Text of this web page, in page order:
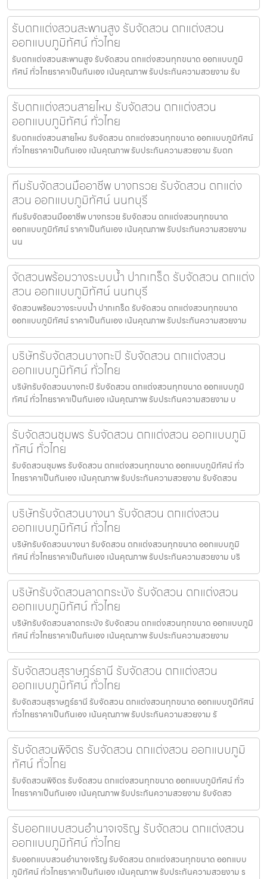
รับตกแต่งสวนสะพานสูง รับจัดสวน ตกแต่งสวน
ออกแบบภูมิทัศน์ ทั่วไทย
รับตกแต่งสวนสะพานสูง รับจัดสวน ตกแต่งสวนทุกขนาด ออกแบบภูมิ
ทัศน์ ทั่วไทยราคาเป็นกันเอง เน้นคุณภาพ รับประกันความสวยงาม รับ
รับตกแต่งสวนสายไหม รับจัดสวน ตกแต่งสวน
ออกแบบภูมิทัศน์ ทั่วไทย
รับตกแต่งสวนสายไหม รับจัดสวน ตกแต่งสวนทุกขนาด ออกแบบภูมิทัศน์
ทั่วไทยราคาเป็นกันเอง เน้นคุณภาพ รับประกันความสวยงาม รับตก
ทีมรับจัดสวนมืออาชีพ บางกรวย รับจัดสวน ตกแต่ง
สวน ออกแบบภูมิทัศน์ นนทบุรี
ทีมรับจัดสวนมืออาชีพ บางกรวย รับจัดสวน ตกแต่งสวนทุกขนาด
ออกแบบภูมิทัศน์ ราคาเป็นกันเอง เน้นคุณภาพ รับประกันความสวยงาม
นน
จัดสวนพร้อมวางระบบน้ำ ปากเกร็ด รับจัดสวน ตกแต่ง
สวน ออกแบบภูมิทัศน์ นนทบุรี
จัดสวนพร้อมวางระบบน้ำ ปากเกร็ด รับจัดสวน ตกแต่งสวนทุกขนาด
ออกแบบภูมิทัศน์ ราคาเป็นกันเอง เน้นคุณภาพ รับประกันความสวยงาม
บริษัทรับจัดสวนบางกะปิ รับจัดสวน ตกแต่งสวน
ออกแบบภูมิทัศน์ ทั่วไทย
บริษัทรับจัดสวนบางกะปิ รับจัดสวน ตกแต่งสวนทุกขนาด ออกแบบภูมิ
ทัศน์ ทั่วไทยราคาเป็นกันเอง เน้นคุณภาพ รับประกันความสวยงาม บ
รับจัดสวนชุมพร รับจัดสวน ตกแต่งสวน ออกแบบภูมิ
ทัศน์ ทั่วไทย
รับจัดสวนชุมพร รับจัดสวน ตกแต่งสวนทุกขนาด ออกแบบภูมิทัศน์ ทั่ว
ไทยราคาเป็นกันเอง เน้นคุณภาพ รับประกันความสวยงาม รับจัดสวน
บริษัทรับจัดสวนบางนา รับจัดสวน ตกแต่งสวน
ออกแบบภูมิทัศน์ ทั่วไทย
บริษัทรับจัดสวนบางนา รับจัดสวน ตกแต่งสวนทุกขนาด ออกแบบภูมิ
ทัศน์ ทั่วไทยราคาเป็นกันเอง เน้นคุณภาพ รับประกันความสวยงาม บริ
บริษัทรับจัดสวนลาดกระบัง รับจัดสวน ตกแต่งสวน
ออกแบบภูมิทัศน์ ทั่วไทย
บริษัทรับจัดสวนลาดกระบัง รับจัดสวน ตกแต่งสวนทุกขนาด ออกแบบภูมิ
ทัศน์ ทั่วไทยราคาเป็นกันเอง เน้นคุณภาพ รับประกันความสวยงาม
รับจัดสวนสุราษฎร์ธานี รับจัดสวน ตกแต่งสวน
ออกแบบภูมิทัศน์ ทั่วไทย
รับจัดสวนสุราษฎร์ธานี รับจัดสวน ตกแต่งสวนทุกขนาด ออกแบบภูมิทัศน์
ทั่วไทยราคาเป็นกันเอง เน้นคุณภาพ รับประกันความสวยงาม รั
รับจัดสวนพิจิตร รับจัดสวน ตกแต่งสวน ออกแบบภูมิ
ทัศน์ ทั่วไทย
รับจัดสวนพิจิตร รับจัดสวน ตกแต่งสวนทุกขนาด ออกแบบภูมิทัศน์ ทั่ว
ไทยราคาเป็นกันเอง เน้นคุณภาพ รับประกันความสวยงาม รับจัดสว
รับออกแบบสวนอำนาจเจริญ รับจัดสวน ตกแต่งสวน
ออกแบบภูมิทัศน์ ทั่วไทย
รับออกแบบสวนอำนาจเจริญ รับจัดสวน ตกแต่งสวนทุกขนาด ออกแบบ
ภูมิทัศน์ ทั่วไทยราคาเป็นกันเอง เน้นคุณภาพ รับประกันความสวยงาม ร